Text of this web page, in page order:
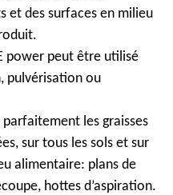
et des surfaces en milieu
power peut être utilisé
pulvérisation ou
les graisses
sur tous les sols et sur
alimentaire: plans de
hottes d’aspiration.